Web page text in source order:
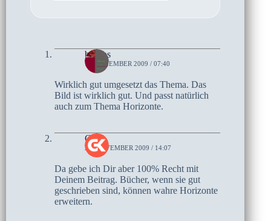
brunos
16. DEZEMBER 2009 / 07:40
Wirklich gut umgesetzt das Thema. Das
Bild ist wirklich gut. Und passt natürlich
auch zum Thema Horizonte.
Gerd
21. NOVEMBER 2009 / 14:07
Da gebe ich Dir aber 100% Recht mit
Deinem Beitrag. Bücher, wenn sie gut
geschrieben sind, können wahre Horizonte
erweitern.